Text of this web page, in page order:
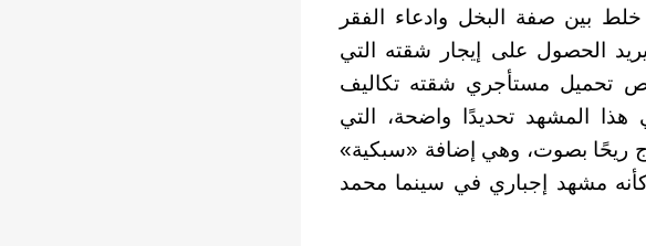
بين صفة البخل وادعاء الفقر
الحصول على إيجار شقته التي
تحميل مستأجري شقته تكاليف
المشهد تحديدًا واضحة، التي
بصوت، وهي إضافة «سبكية»
مشهد إجباري في سينما محمد